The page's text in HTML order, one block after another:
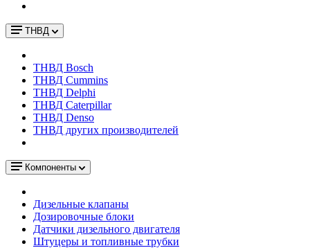
ТНВД
ТНВД Bosch
ТНВД Cummins
ТНВД Delphi
ТНВД Caterpillar
ТНВД Denso
ТНВД других производителей
Компоненты
Дизельные клапаны
Дозировочные блоки
Датчики дизельного двигателя
Штуцеры и топливные трубки